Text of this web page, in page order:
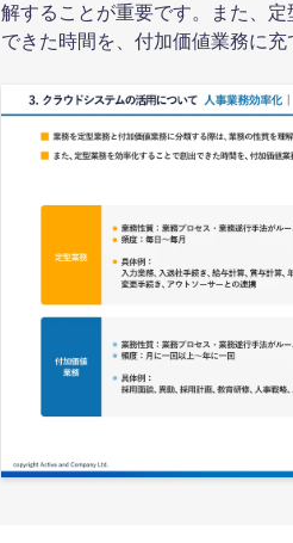
解することが重要です。また、
できた時間を、付加価値業務に充